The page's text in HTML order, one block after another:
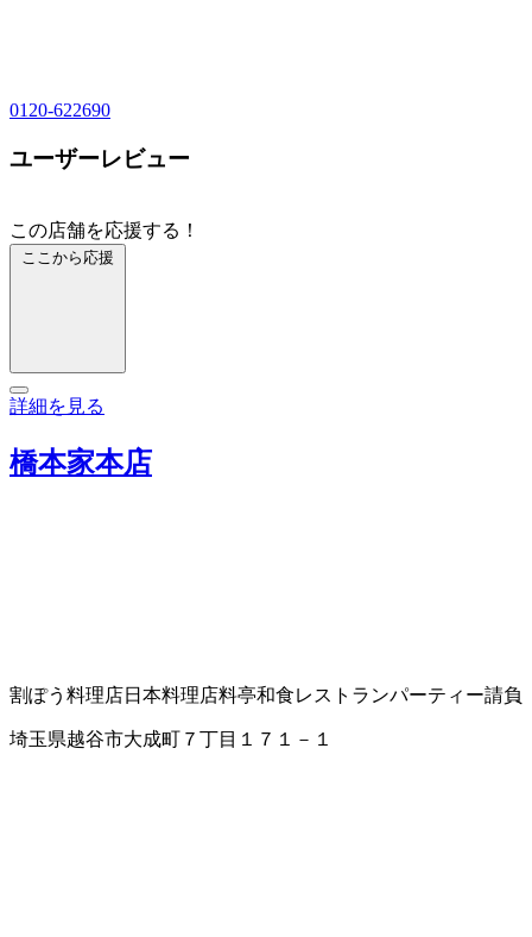
0120-622690
ユーザーレビュー
この店舗を応援する！
ここから応援
詳細を見る
橋本家本店
割ぽう料理店日本料理店料亭和食レストランパーティー請負
埼玉県越谷市大成町７丁目１７１－１